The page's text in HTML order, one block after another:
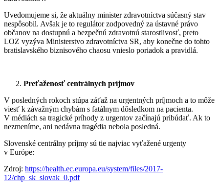
Uvedomujeme si, že aktuálny minister zdravotníctva súčasný stav
nespôsobil. Avšak je to regulátor zodpovedný za ústavné právo
občanov na dostupnú a bezpečnú zdravotnú starostlivosť, preto
LOZ vyzýva Ministerstvo zdravotníctva SR, aby konečne do tohto
bratislavského biznisového chaosu vnieslo poriadok a pravidlá.
Preťaženosť centrálnych príjmov
V posledných rokoch stúpa záťaž na urgentných príjmoch a to môže
viesť k závažným chybám s fatálnym dôsledkom na pacienta.
V médiách sa tragické príhody z urgentov začínajú pribúdať. Ak to
nezmeníme, ani nedávna tragédia nebola posledná.
Slovenské centrálny príjmy sú tie najviac vyťažené urgenty
v Európe:
Zdroj: https://health.ec.europa.eu/system/files/2017-
12/chp_sk_slovak_0.pdf